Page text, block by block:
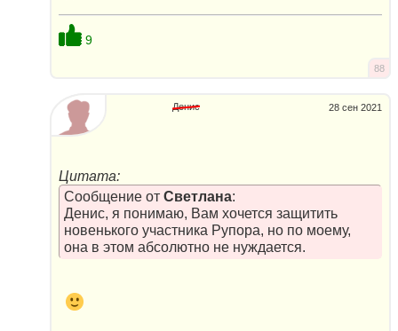
9
88
28 сен 2021
Денис
Цитата:
Сообщение от Светлана:
Денис, я понимаю, Вам хочется защитить
новенького участника Рупора, но по моему,
она в этом абсолютно не нуждается.